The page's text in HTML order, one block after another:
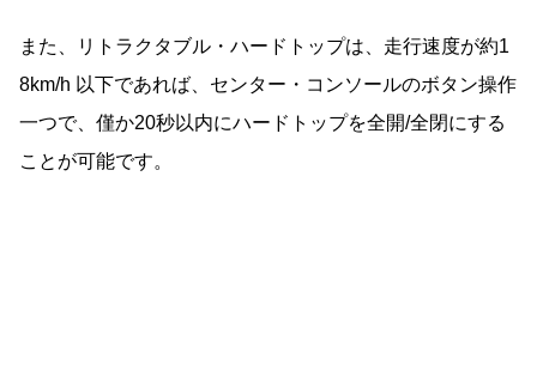
また、リトラクタブル・ハードトップは、走行速度が約1
8km/h 以下であれば、センター・コンソールのボタン操作
一つで、僅か20秒以内にハードトップを全開/全閉にする
ことが可能です。